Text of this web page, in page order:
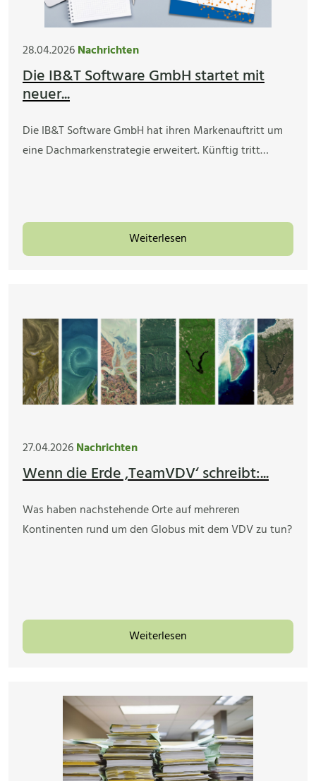
28.04.2026Nachrichten
Die IB&T Software GmbH startet mit
neuer...
Die IB&T Software GmbH hat ihren Markenauftritt um
eine Dachmarkenstrategie erweitert. Künftig tritt…
Weiterlesen
27.04.2026Nachrichten
Wenn die Erde ‚TeamVDV‘ schreibt:...
Was haben nachstehende Orte auf mehreren
Kontinenten rund um den Globus mit dem VDV zu tun?
Weiterlesen